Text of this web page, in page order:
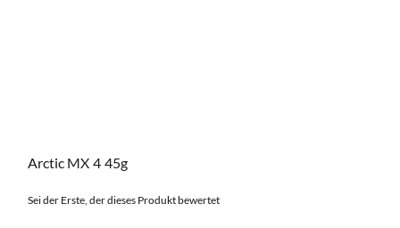
Arctic MX 4 45g
Sei der Erste, der dieses Produkt bewertet